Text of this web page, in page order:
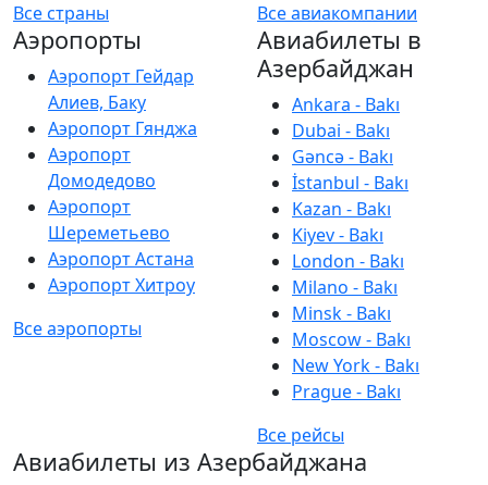
Все страны
Все авиакомпании
Аэропорты
Аэропорт Гейдар
Алиев, Баку
Аэропорт Гянджа
Аэропорт
Домодедово
Аэропорт
Шереметьево
Аэропорт Астана
Аэропорт Хитроу
Все аэропорты
Авиабилеты в
Азербайджан
Ankara - Bakı
Dubai - Bakı
Gəncə - Bakı
İstanbul - Bakı
Kazan - Bakı
Kiyev - Bakı
London - Bakı
Milano - Bakı
Minsk - Bakı
Moscow - Bakı
New York - Bakı
Prague - Bakı
Все рейсы
Авиабилеты из Азербайджана